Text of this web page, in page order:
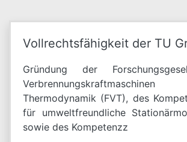
Vollrechtsfähigkeit der TU
Gründung der
Thermodynamik (FVT), des
für umweltfreundliche
sowie des Kompetenzz